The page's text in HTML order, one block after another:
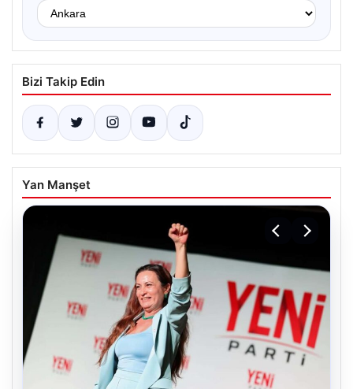
Bizi Takip Edin
Yan Manşet